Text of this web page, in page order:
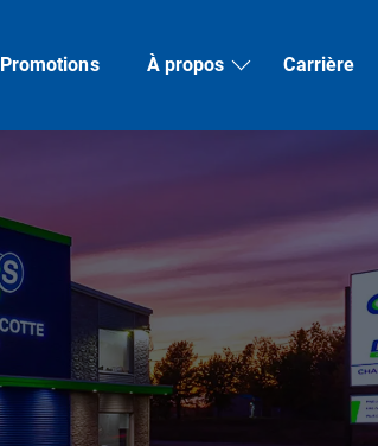
Promotions À propos Carrière